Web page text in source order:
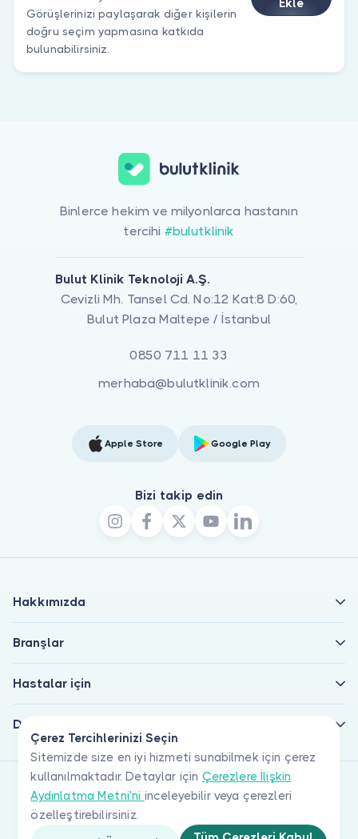
Görüşlerinizi paylaşarak diğer kişilerin
doğru seçim yapmasına katkıda
bulunabilirsiniz.
Çerez Tercihlerinizi Seçin
Sitemizde size en iyi hizmeti sunabilmek için çerez
kullanılmaktadır. Detaylar için Çerezlere İlişkin
Aydınlatma Metni'ni inceleyebilir veya çerezleri
özelleştirebilirsiniz.
Binlerce hekim ve milyonlarca hastanın
tercihi #bulutklinik
Bulut Klinik Teknoloji A.Ş.
Cevizli Mh. Tansel Cd. No:12 Kat:8 D:60,
Bulut Plaza Maltepe / İstanbul
0850 711 11 33
merhaba@bulutklinik.com
Apple Store Google Play
Bizi takip edin
Hakkımızda
Branşlar
Hastalar için
Doktorlar için